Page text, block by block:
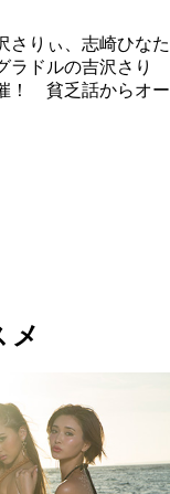
さりぃ、志崎ひなた
ラドルの吉沢さり
！ 貧乏話からオー
メ